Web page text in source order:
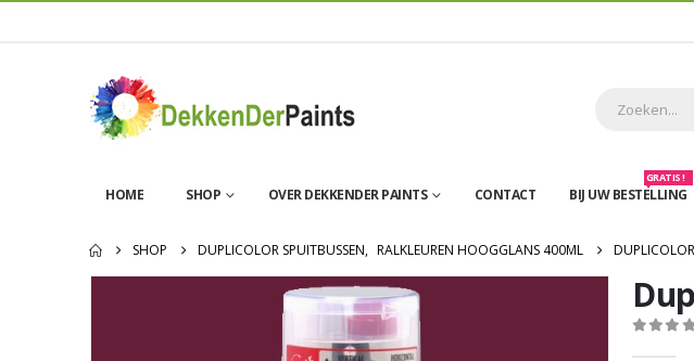
HOME SHOP OVER DEKKENDER PAINTS CONTACT BIJ UW BESTELLING
GRATIS !
SHOP DUPLICOLOR SPUITBUSSEN, RALKLEUREN HOOGGLANS 400ML